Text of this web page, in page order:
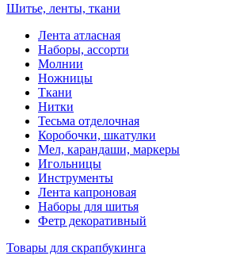
Шитье, ленты, ткани
Лента атласная
Наборы, ассорти
Молнии
Ножницы
Ткани
Нитки
Тесьма отделочная
Коробочки, шкатулки
Мел, карандаши, маркеры
Игольницы
Инструменты
Лента капроновая
Наборы для шитья
Фетр декоративный
Товары для скрапбукинга